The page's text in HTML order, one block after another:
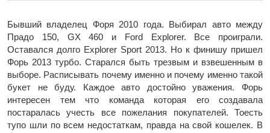
Бывший владелец Форя 2010 года. Выбирал авто между
Прадо 150, GX 460 и Ford Explorer. Все проиграли.
Оставался долго Explorer Sport 2013. Но к финишу пришел
Форь 2013 турбо. Старался быть трезвым и взвешенным в
выборе. Расписывать почему именно и почему именно такой
букет не буду. Каждое авто достойно уважения. Форь
интересен тем что команда которая его создавала
постаралась учесть все пожелания покупателей. Тоесть
тупо шли по всем недостаткам, правда на свой кошелек. В